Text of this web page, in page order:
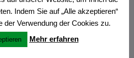
Indem Sie auf „Alle akzeptieren“
der Verwendung der Cookies zu.
Mehr erfahren